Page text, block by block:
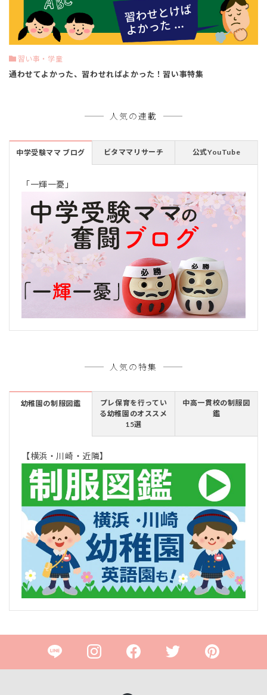
習い事・学童
通わせてよかった、習わせればよかった！習い事特集
人気の連載
中学受験ママ ブログ ビタママリサーチ 公式YouTube
「一輝一憂」
人気の特集
幼稚園の制服図鑑
プレ保育を行ってい
る幼稚園のオススメ
15選
中高一貫校の制服図
鑑
【横浜・川崎・近隣】